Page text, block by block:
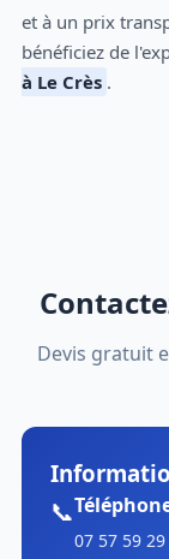
et à un prix
bénéficiez de
à Le Crès .
Devis gratuit
📞
07 57 59